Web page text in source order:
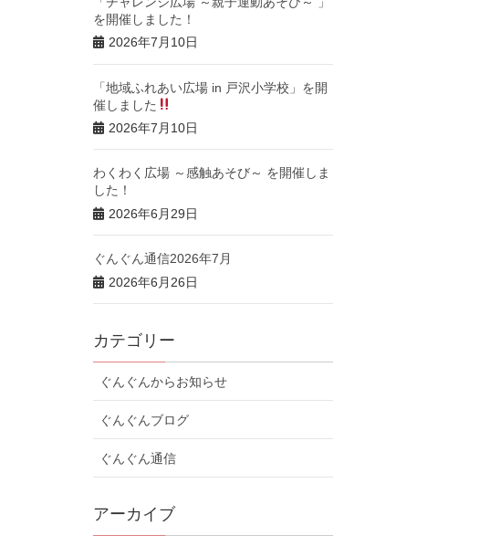
を開催しました！
2026年7月10日
「地域ふれあい広場 in 戸沢小学校」を開
催しました
2026年7月10日
わくわく広場 ～感触あそび～ を開催しま
した！
2026年6月29日
ぐんぐん通信2026年7月
2026年6月26日
カテゴリー
ぐんぐんからお知らせ
ぐんぐんブログ
ぐんぐん通信
アーカイブ